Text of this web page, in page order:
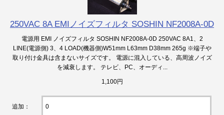
250VAC 8A EMIノイズフィルタ SOSHIN NF2008A-0D
電源用 EMI ノイズフィルタ SOSHIN NF2008A-0D 250VAC 8A1、2
LINE(電源側) 3、4 LOAD(機器側)W51mm L63mm D38mm 265g ※端子や
取り付け金具は含まないサイズです。 電源に混入している、高周波ノイズ
を減衰します。 テレビ、PC、オーディ...
1,100円
追加：